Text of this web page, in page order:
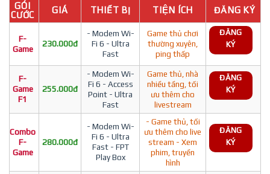
GÓI
CƯỚC
GIÁ THIẾT BỊ TIỆN ÍCH ĐĂNG KÝ
F-
Game
230.000đ
- Modem Wi-
Fi 6 - Ultra
Fast
Game thủ chơi
thường xuyên,
ping thấp
ĐĂNG
KÝ
F-
Game
F1
255.000đ
- Modem Wi-
Fi 6 - Access
Point - Ultra
Fast
Game thủ, nhà
nhiều tầng, tối
ưu thêm cho
livestream
ĐĂNG
KÝ
Combo
F-
Game
280.000đ
- Modem Wi-
Fi 6 - Ultra
Fast - FPT
Play Box
- Game thủ, tối
ưu thêm cho live
stream - Xem
phim, truyền
hình
ĐĂNG
KÝ